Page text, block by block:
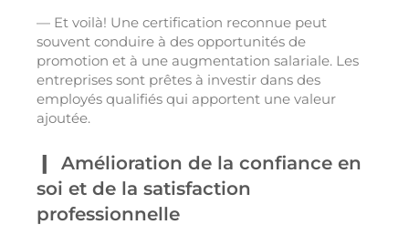
— Et voilà! Une certification reconnue peut
souvent conduire à des opportunités de
promotion et à une augmentation salariale. Les
entreprises sont prêtes à investir dans des
employés qualifiés qui apportent une valeur
ajoutée.
Amélioration de la confiance en
soi et de la satisfaction
professionnelle